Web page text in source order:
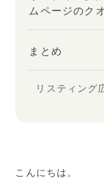
ムページのク
まとめ
リスティング
こんにちは。